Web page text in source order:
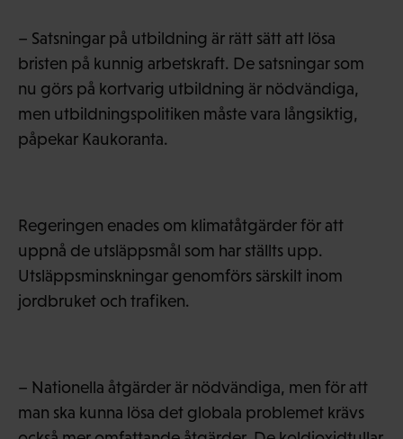
– Satsningar på utbildning är rätt sätt att lösa
bristen på kunnig arbetskraft. De satsningar som
nu görs på kortvarig utbildning är nödvändiga,
men utbildningspolitiken måste vara långsiktig,
påpekar Kaukoranta.
Regeringen enades om klimatåtgärder för att
uppnå de utsläppsmål som har ställts upp.
Utsläppsminskningar genomförs särskilt inom
jordbruket och trafiken.
– Nationella åtgärder är nödvändiga, men för att
man ska kunna lösa det globala problemet krävs